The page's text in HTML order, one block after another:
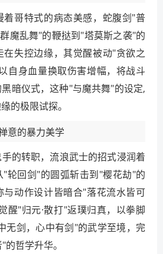
着哥特式的病态美感，蛇腹剑"普
魔乱舞"的鞭挞到"塔莫斯之袭"的
在失控边缘，其觉醒被动"贪欲之
自身血量换取伤害增幅，将战斗
暗仪式，这种"与魔共舞"的设定,
的极限试探。
意的暴力美学
的转职，流浪武士的招式浸润着
"轮回剑"的圆弧斩击到"樱花劫"的
与动作设计皆暗合"落花流水皆可
醒"归元·散打"返璞归真，以拳脚
无剑，心中有剑"的武学至境，完
哲学升华。